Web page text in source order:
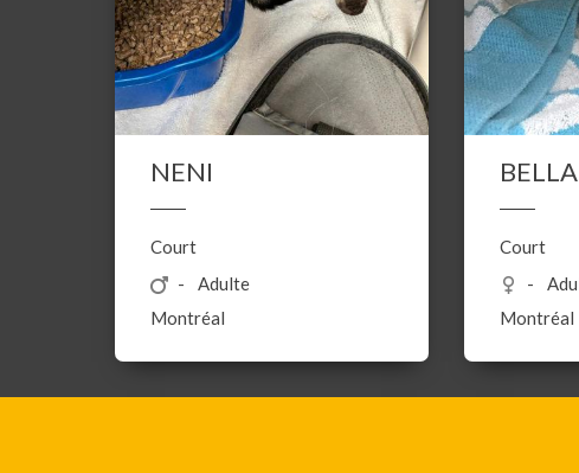
NENI
Court
Adulte
Montréal
BELLA
Court
Montréal